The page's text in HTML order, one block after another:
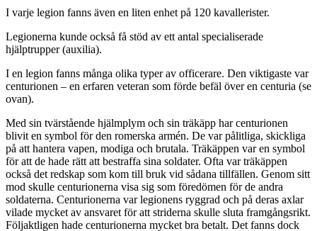
I varje legion fanns även en liten enhet på 120 kavallerister.
Legionerna kunde också få stöd av ett antal specialiserade
hjälptrupper (auxilia).
I en legion fanns många olika typer av officerare. Den viktigaste var
centurionen – en erfaren veteran som förde befäl över en centuria (se
ovan).
Med sin tvärstående hjälmplym och sin träkäpp har centurionen
blivit en symbol för den romerska armén. De var pålitliga, skickliga
på att hantera vapen, modiga och brutala. Träkäppen var en symbol
för att de hade rätt att bestraffa sina soldater. Ofta var träkäppen
också det redskap som kom till bruk vid sådana tillfällen. Genom sitt
mod skulle centurionerna visa sig som föredömen för de andra
soldaterna. Centurionerna var legionens ryggrad och på deras axlar
vilade mycket av ansvaret för att striderna skulle sluta framgångsrikt.
Följaktligen hade centurionerna mycket bra betalt. Det fanns dock